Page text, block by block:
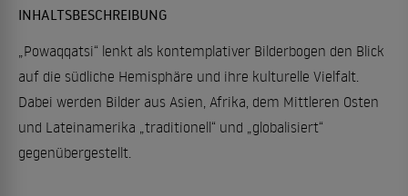
INHALTSBESCHREIBUNG
„Powaqqatsi“ lenkt als kontemplativer Bilderbogen den Blick
auf die südliche Hemisphäre und ihre kulturelle Vielfalt.
Dabei werden Bilder aus Asien, Afrika, dem Mittleren Osten
und Lateinamerika „traditionell“ und „globalisiert“
gegenübergestellt.